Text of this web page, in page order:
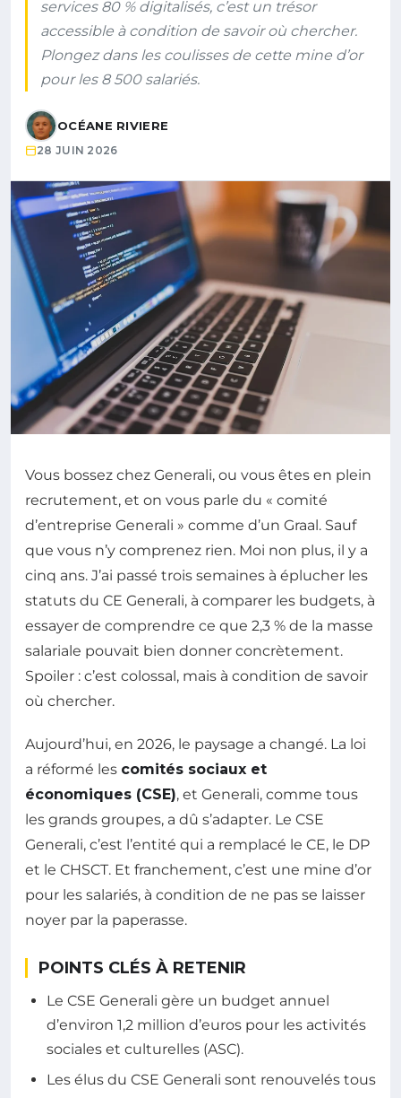
services 80 % digitalisés, c’est un trésor
accessible à condition de savoir où chercher.
Plongez dans les coulisses de cette mine d’or
pour les 8 500 salariés.
OCÉANE RIVIERE
28 JUIN 2026
Vous bossez chez Generali, ou vous êtes en plein
recrutement, et on vous parle du « comité
d’entreprise Generali » comme d’un Graal. Sauf
que vous n’y comprenez rien. Moi non plus, il y a
cinq ans. J’ai passé trois semaines à éplucher les
statuts du CE Generali, à comparer les budgets, à
essayer de comprendre ce que 2,3 % de la masse
salariale pouvait bien donner concrètement.
Spoiler : c’est colossal, mais à condition de savoir
où chercher.
Aujourd’hui, en 2026, le paysage a changé. La loi
a réformé les comités sociaux et
économiques (CSE), et Generali, comme tous
les grands groupes, a dû s’adapter. Le CSE
Generali, c’est l’entité qui a remplacé le CE, le DP
et le CHSCT. Et franchement, c’est une mine d’or
pour les salariés, à condition de ne pas se laisser
noyer par la paperasse.
POINTS CLÉS À RETENIR
Le CSE Generali gère un budget annuel
d’environ 1,2 million d’euros pour les activités
sociales et culturelles (ASC).
Les élus du CSE Generali sont renouvelés tous